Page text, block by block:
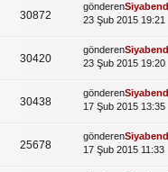
30872
gönderenSiyabend
23 Şub 2015 19:21
30420
gönderenSiyabend
23 Şub 2015 19:20
30438
gönderenSiyabend
17 Şub 2015 13:35
25678
gönderenSiyabend
17 Şub 2015 11:33